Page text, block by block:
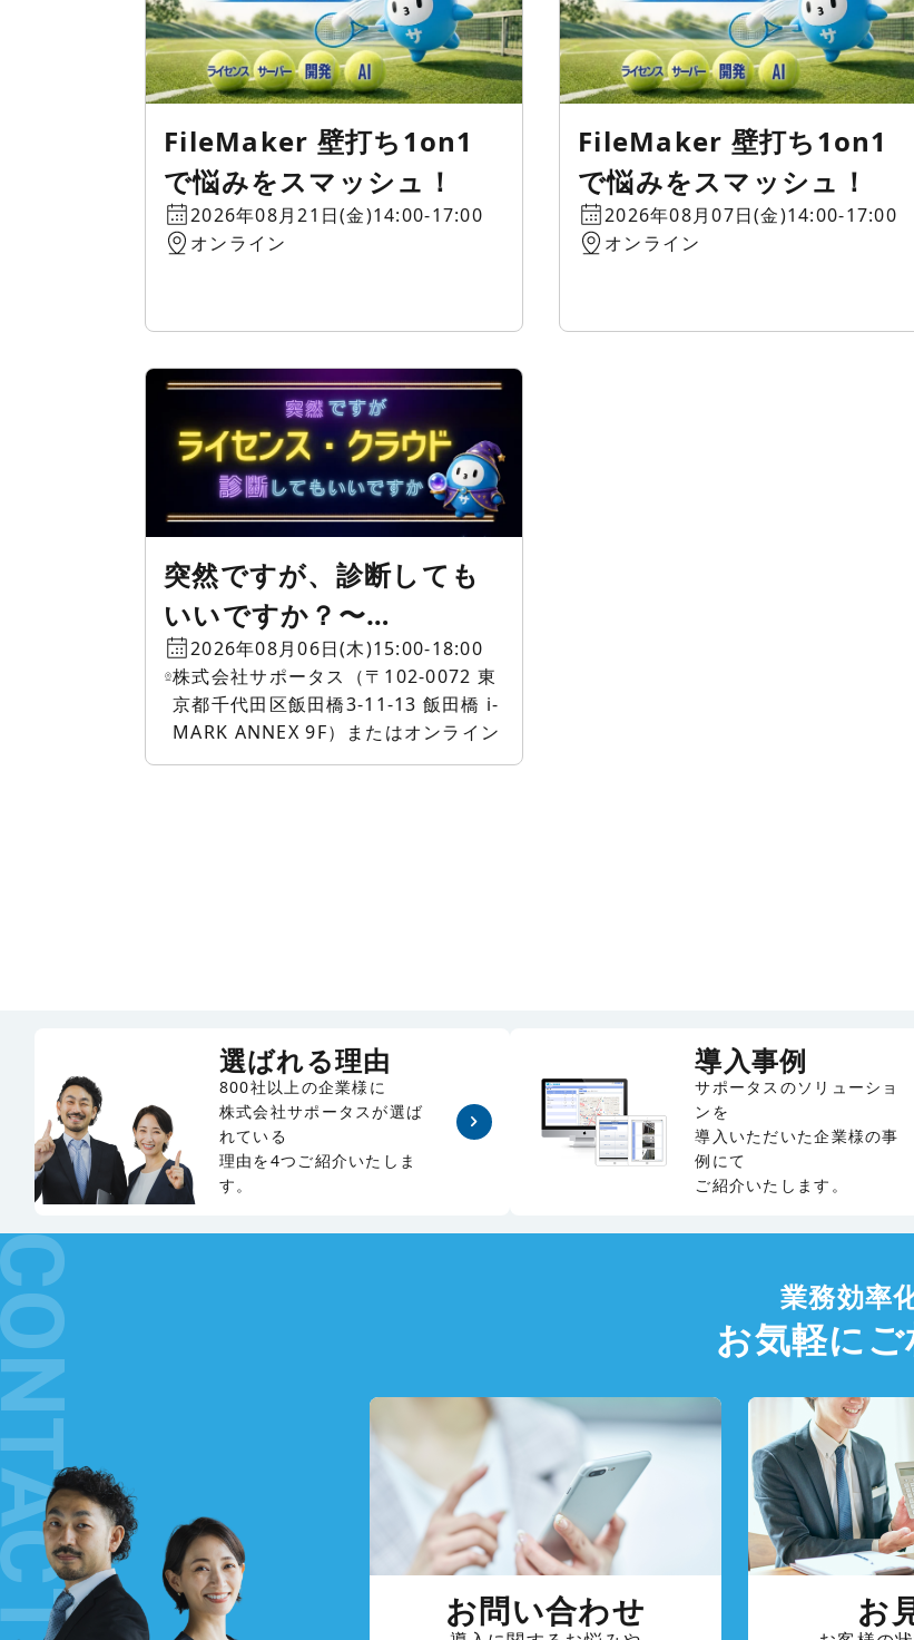
FileMaker 壁打ち1on1
で悩みをスマッシュ！
2026年08月21日(金)14:00-17:00
オンライン
FileMaker 壁打ち1on1
で悩みをスマッシュ！
2026年08月07日(金)14:00-17:00
オンライン
突然ですが、診断しても
いいですか？〜
FileMaker ライセンス・
クラウド相談会〜
2026年08月06日(木)15:00-18:00
株式会社サポータス（〒102-0072 東
京都千代田区飯田橋3-11-13 飯田橋 i-
MARK ANNEX 9F）またはオンライン
選ばれる理由
800社以上の企業様に
株式会社サポータスが選ば
れている
理由を4つご紹介いたしま
す。
導入事例
サポータスのソリューショ
ンを
導入いただいた企業様の事
例にて
ご紹介いたします。
業務効率
お気軽に
お問い合わせ お